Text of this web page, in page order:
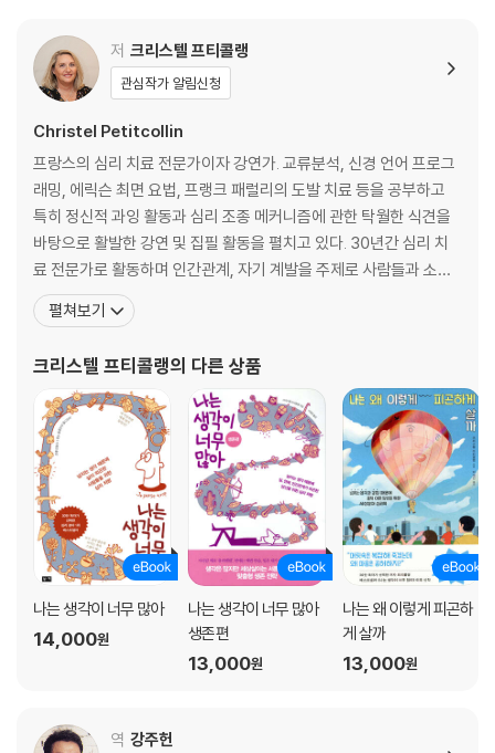
거품 양상
동일화 양상
메타 양상
투영 양상
연습하기
4장 경청하면 돌부처도 돌아본다 ― 신뢰를 형성하는 경청
5장 경청의 신, 침묵 ― 적극적 경청
재정리
“그렇기는 하지만”
* 말하기를 멈추지 않는다
* 지극히 개인적인 정보를 털어놓는다
* 아무도 내 말에 귀를 기울이지 않는다
현실적으로 제기되는 어려운 문제들
* 상대가 끼어들 여지를 허용하지 않는다
* 뒤늦게 재정리를 한다
* 열심히 들으려는 모습을 상대가 눈치챈다
* 재정리는 상대의 말을 그대로 옮기는 것이 아니다
연습하기
6장 경청의 방해물을 무력화시키는 방법 ― 경청의 방해 요인
* 잘못된 부분을 바로잡는다
저 크리스텔 프티콜랭
관심작가 알림신청
Christel Petitcollin
프랑스의 심리 치료 전문가이자 강연가. 교류분석, 신경 언어 프로그
래밍, 에릭슨 최면 요법, 프랭크 패럴리의 도발 치료 등을 공부하고
특히 정신적 과잉 활동과 심리 조종 메커니즘에 관한 탁월한 식견을
바탕으로 활발한 강연 및 집필 활동을 펼치고 있다. 30년간 심리 치
료 전문가로 활동하며 인간관계, 자기 계발을 주제로 사람들과 소통
해 왔으며, 심리적 균형 감각이 필요한 많은 사람에게 도움을 주고 있
다. 지은 책으로는 베스트셀러 『나는 생각이 너무 많아』를 비롯해 『당
에게 휘둘리는가』 『나는 왜 사랑받지 못할까
펼쳐보기
크리스텔 프티콜랭의 다른 상품
나는 생각이 너무 많아
14,000원
나는 생각이 너무 많아
생존편
13,000원
나는 왜 이렇게 피곤하
게 살까
13,000원
역 강주헌